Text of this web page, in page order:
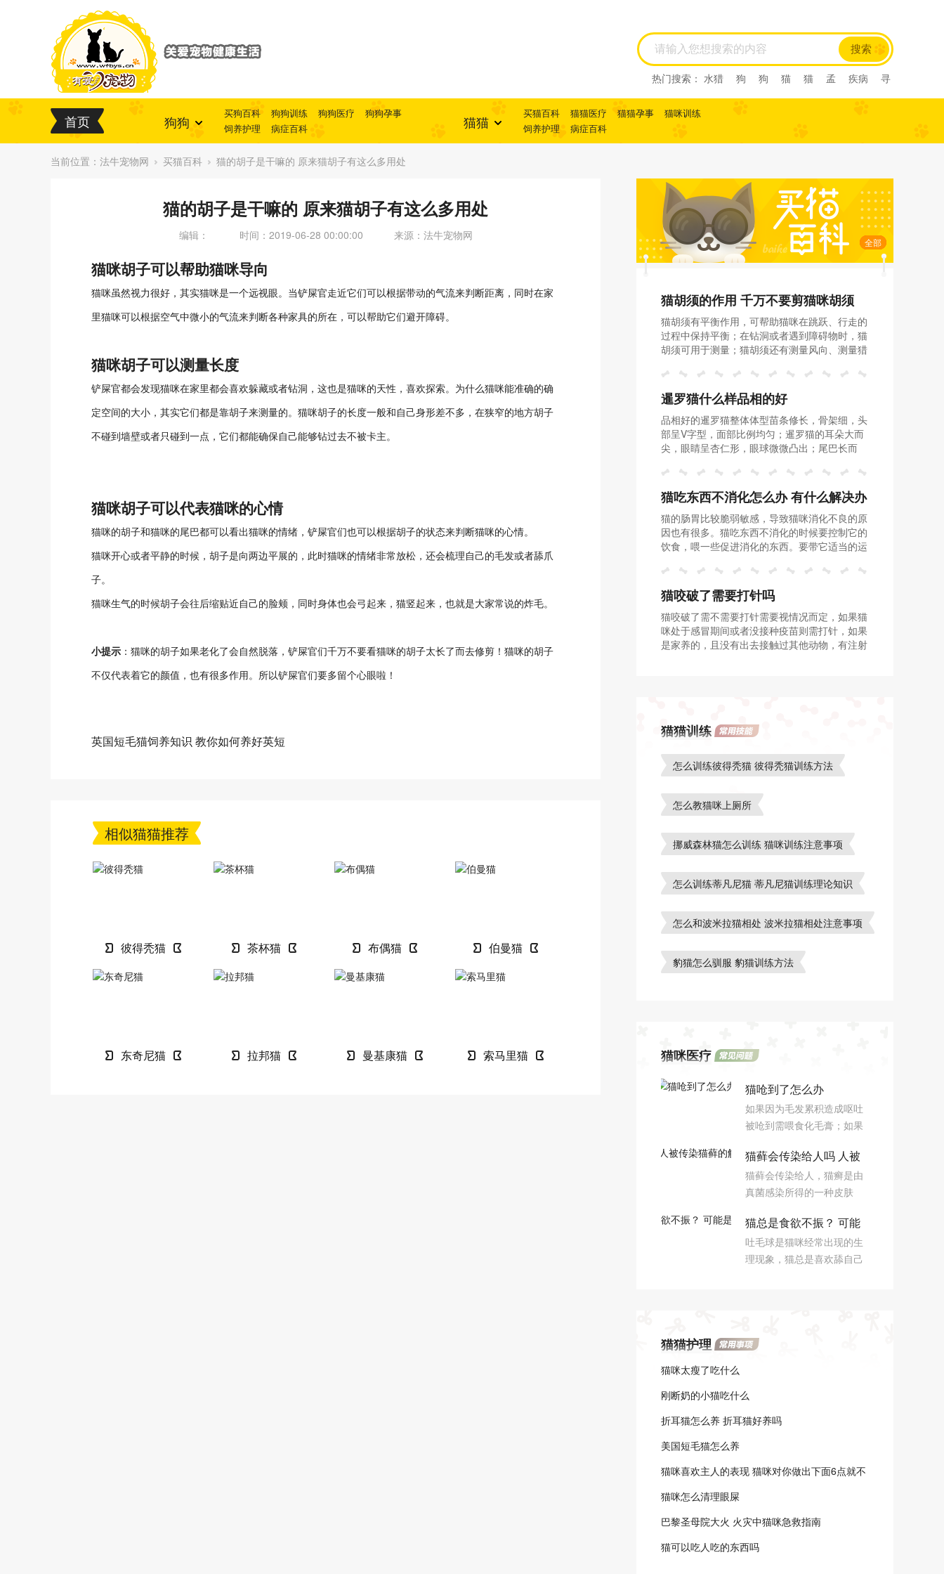
搜索
热门搜索： 水猎 狗 狗 猫 猫 孟 疾病
寻
西尼
阿比西尼
缅甸猫
猫
热带草原猫 索马里猫 索马里猫
塞尔凯
塞尔凯
土耳 土耳 雪鞋猫 雪鞋猫
英国长
毛猫
英国长毛猫 英国短毛猫 英国短毛猫
中华
田园猫
土猫 狸花猫 狸花猫 中国 中国
田
园猫
重点色短毛猫 重点色短毛猫 中国
斯
法斗
拉屎 乱拉屎 加菲 布偶 布偶
加菲
首页 狗狗 买狗百科 狗狗训练 狗狗医疗
狗狗孕事
饲养护理
病症百科 猫猫 买猫百科 猫猫医疗 猫猫孕事
猫咪训练
饲养护理
病症百科
当前位置： 法牛宠物网 买猫百科 猫的胡子是干嘛的 原来猫胡子有这么多用处
猫的胡子是干嘛的 原来猫胡子有这么多用处
编辑： 时间：2019-06-28 00:00:00 来源：法牛宠物网
猫咪胡子可以帮助猫咪导向
猫咪虽然视力很好，其实猫咪是一个远视眼。当铲屎官走近它们可以根据带动的气流来判断距离，同时在家
里猫咪可以根据空气中微小的气流来判断各种家具的所在，可以帮助它们避开障碍。
猫咪胡子可以测量长度
铲屎官都会发现猫咪在家里都会喜欢躲藏或者钻洞，这也是猫咪的天性，喜欢探索。为什么猫咪能准确的确
定空间的大小，其实它们都是靠胡子来测量的。猫咪胡子的长度一般和自己身形差不多，在狭窄的地方胡子
不碰到墙壁或者只碰到一点，它们都能确保自己能够钻过去不被卡主。
猫咪胡子可以代表猫咪的心情
猫咪的胡子和猫咪的尾巴都可以看出猫咪的情绪，铲屎官们也可以根据胡子的状态来判断猫咪的心情。
猫咪开心或者平静的时候，胡子是向两边平展的，此时猫咪的情绪非常放松，还会梳理自己的毛发或者舔爪
子。
猫咪生气的时候胡子会往后缩贴近自己的脸颊，同时身体也会弓起来，猫竖起来，也就是大家常说的炸毛。
小提示 ：猫咪的胡子如果老化了会自然脱落，铲屎官们千万不要看猫咪的胡子太长了而去修剪！猫咪的胡子
不仅代表着它的颜值，也有很多作用。所以铲屎官们要多留个心眼啦！
英国短毛猫饲养知识 教你如何养好英短
相似猫猫推荐
彼得秃猫 茶杯猫 布偶猫 伯曼猫
东奇尼猫 拉邦猫 曼基康猫 索马里猫
全部
猫胡须的作用 千万不要剪猫咪胡须
猫胡须有平衡作用，可帮助猫咪在跳跃、行走的
过程中保持平衡；在钻洞或者遇到障碍物时，猫
胡须可用于测量；猫胡须还有测量风向、测量猎
暹罗猫什么样品相的好
品相好的暹罗猫整体体型苗条修长，骨架细，头
部呈V字型，面部比例均匀；暹罗猫的耳朵大而
尖，眼睛呈杏仁形，眼球微微凸出；尾巴长而
猫吃东西不消化怎么办 有什么解决办
法
猫的肠胃比较脆弱敏感，导致猫咪消化不良的原
因也有很多。猫吃东西不消化的时候要控制它的
饮食，喂一些促进消化的东西。要带它适当的运
猫咬破了需要打针吗
猫咬破了需不需要打针需要视情况而定，如果猫
咪处于感冒期间或者没接种疫苗则需打针，如果
是家养的，且没有出去接触过其他动物，有注射
猫猫训练
怎么训练彼得秃猫 彼得秃猫训练方法
怎么教猫咪上厕所
挪威森林猫怎么训练 猫咪训练注意事项
怎么训练蒂凡尼猫 蒂凡尼猫训练理论知识
怎么和波米拉猫相处 波米拉猫相处注意事项
豹猫怎么驯服 豹猫训练方法
猫咪医疗
猫呛到了怎么办
如果因为毛发累积造成呕吐
被呛到需喂食化毛膏；如果
的时候比较急则很容易被呛
到，或者饿的时间比较久，
突然快速进食也是很容易刺
猫顺气。
猫藓会传染给人吗 人被
传染猫藓的解决办法必须
知道的！
猫藓会传染给人，猫癣是由
真菌感染所得的一种皮肤
刺激性的干燥圆形斑疹，通
过接触传染，是可以传染给
人的。
猫总是食欲不振？ 可能
是毛球在作怪
吐毛球是猫咪经常出现的生
理现象，猫总是喜欢舔自己
猫猫护理
猫咪太瘦了吃什么
刚断奶的小猫吃什么
折耳猫怎么养 折耳猫好养吗
美国短毛猫怎么养
猫咪喜欢主人的表现 猫咪对你做出下面6点就不
要离开它了！
猫咪怎么清理眼屎
巴黎圣母院大火 火灾中猫咪急救指南
猫可以吃人吃的东西吗